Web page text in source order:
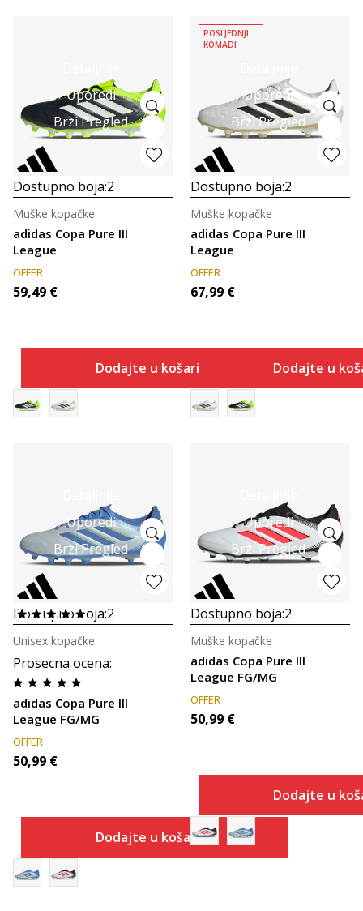
Uporedi
Brzi Pregled
Dostupno boja:2
adidas Copa Pure III
League
Muške kopačke
OFFER
59,49 €
Dodajte u košaricu
Uporedi
Brzi Pregled
POSLJEDNJI
KOMADI
Dostupno boja:2
adidas Copa Pure III
League
Muške kopačke
OFFER
67,99 €
Dodajte u
Uporedi
Brzi Pregled
Dostupno boja:2
Prosecna ocena:
adidas Copa Pure III
League FG/MG
Unisex kopačke
OFFER
50,99 €
Dodajte u košaricu
Uporedi
Brzi Pregled
Dostupno boja:2
adidas Copa Pure III
League FG/MG
Muške kopačke
OFFER
50,99 €
Dodajte u